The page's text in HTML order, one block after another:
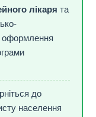
лікаря та
оформлення
до
населення